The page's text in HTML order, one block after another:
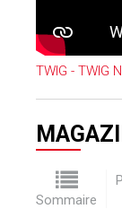
TWIG - TWIG
Sommaire